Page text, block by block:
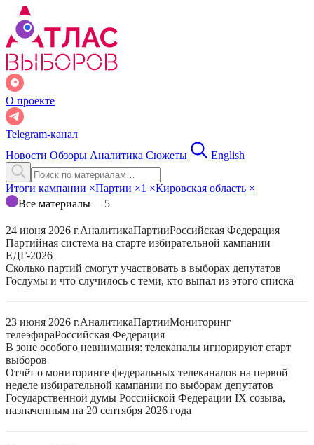
О проекте
Telegram-канал
Новости Обзоры Аналитика Сюжеты English
Итоги кампании ×Партии ×1 ×Кировская область ×
Все материалы— 5
24 июня 2026 г.АналитикаПартииРоссийская Федерация
Партийная система на старте избирательной кампании
ЕДГ-2026
Сколько партий смогут участвовать в выборах депутатов
Госдумы и что случилось с теми, кто выпал из этого списка
23 июня 2026 г.АналитикаПартииМониторинг
телеэфираРоссийская Федерация
В зоне особого невнимания: телеканалы игнорируют старт
выборов
Отчёт о мониторинге федеральных телеканалов на первой
неделе избирательной кампании по выборам депутатов
Государственной думы Российской Федерации IX созыва,
назначенным на 20 сентября 2026 года